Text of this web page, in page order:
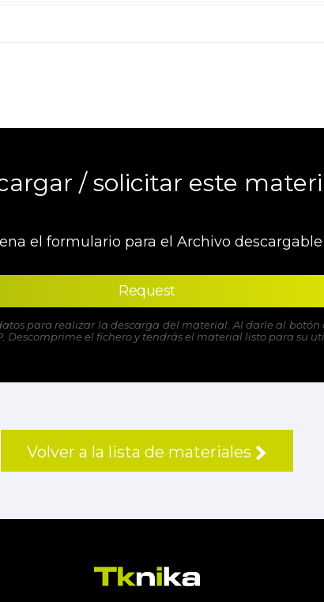
/ solicitar este
el formulario para el Archivo descargable
Request
para realizar la descarga del material. Al darle al
Descomprime el fichero y tendrás el material listo para su
Volver a la lista de materiales